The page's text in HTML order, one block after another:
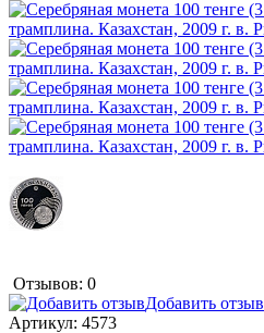
Отзывов: 0
Добавить отзыв
Артикул: 4573